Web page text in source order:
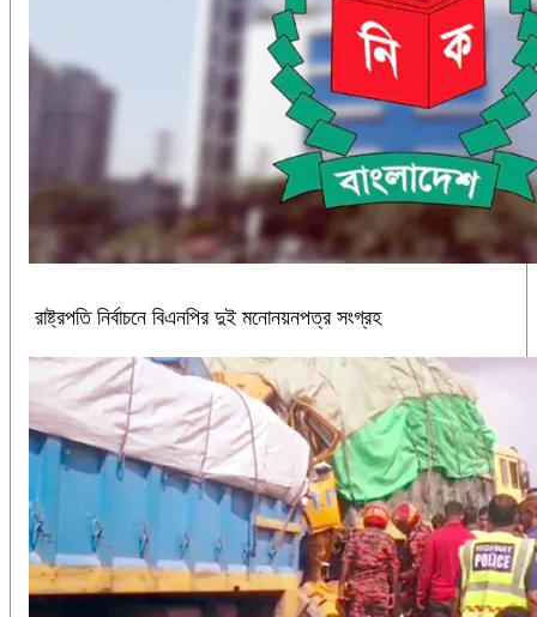
রাষ্ট্রপতি নির্বাচনে বিএনপির দুই মনোনয়নপত্র সংগ্রহ